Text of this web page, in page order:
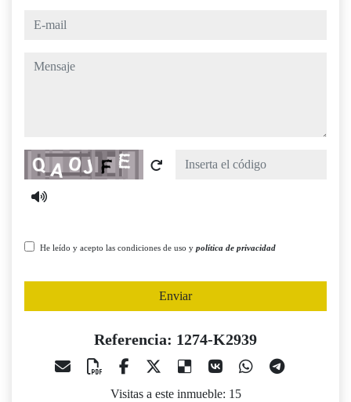
e-mail
mensaje
Captcha
He leído y acepto las condiciones de uso y política de privacidad
Enviar
Referencia: 1274-K2939
Visitas a este inmueble: 15